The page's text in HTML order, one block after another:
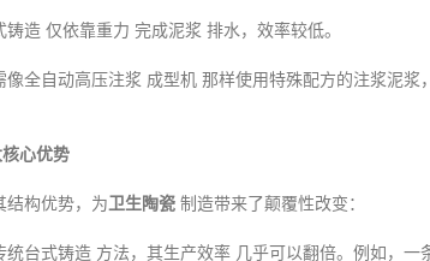
铸造 仅依靠重力 完成泥浆 排水，效率较低。
像全自动高压注浆 成型机 那样使用特殊配方的注浆泥浆
心优势
结构优势，为卫生陶瓷 制造带来了颠覆性改变：
统台式铸造 方法，其生产效率 几乎可以翻倍。例如，一